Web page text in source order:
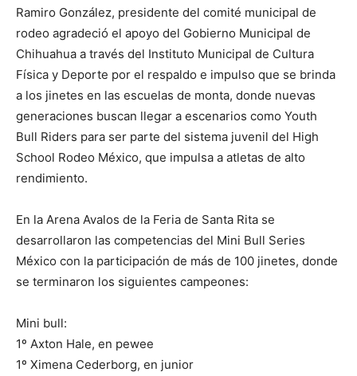
Ramiro González, presidente del comité municipal de
rodeo agradeció el apoyo del Gobierno Municipal de
Chihuahua a través del Instituto Municipal de Cultura
Física y Deporte por el respaldo e impulso que se brinda
a los jinetes en las escuelas de monta, donde nuevas
generaciones buscan llegar a escenarios como Youth
Bull Riders para ser parte del sistema juvenil del High
School Rodeo México, que impulsa a atletas de alto
rendimiento.
En la Arena Avalos de la Feria de Santa Rita se
desarrollaron las competencias del Mini Bull Series
México con la participación de más de 100 jinetes, donde
se terminaron los siguientes campeones:
Mini bull:
1º Axton Hale, en pewee
1º Ximena Cederborg, en junior